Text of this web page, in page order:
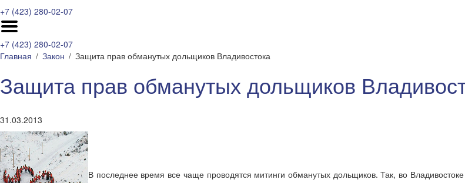
+7 (423) 280-02-07
+7 (423) 280-02-07
Главная
Закон Защита прав обманутых дольщиков Владивостока
Защита прав обманутых дольщиков
31.03.2013
В последнее время все чаще проводятся митинги обманутых дольщиков. Так, во